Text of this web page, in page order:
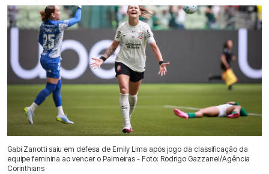
Gabi Zanotti saiu em defesa de Emily Lima após jogo da classificação da
equipe feminina ao vencer o Palmeiras - Foto: Rodrigo Gazzanel/Agência
Corinthians